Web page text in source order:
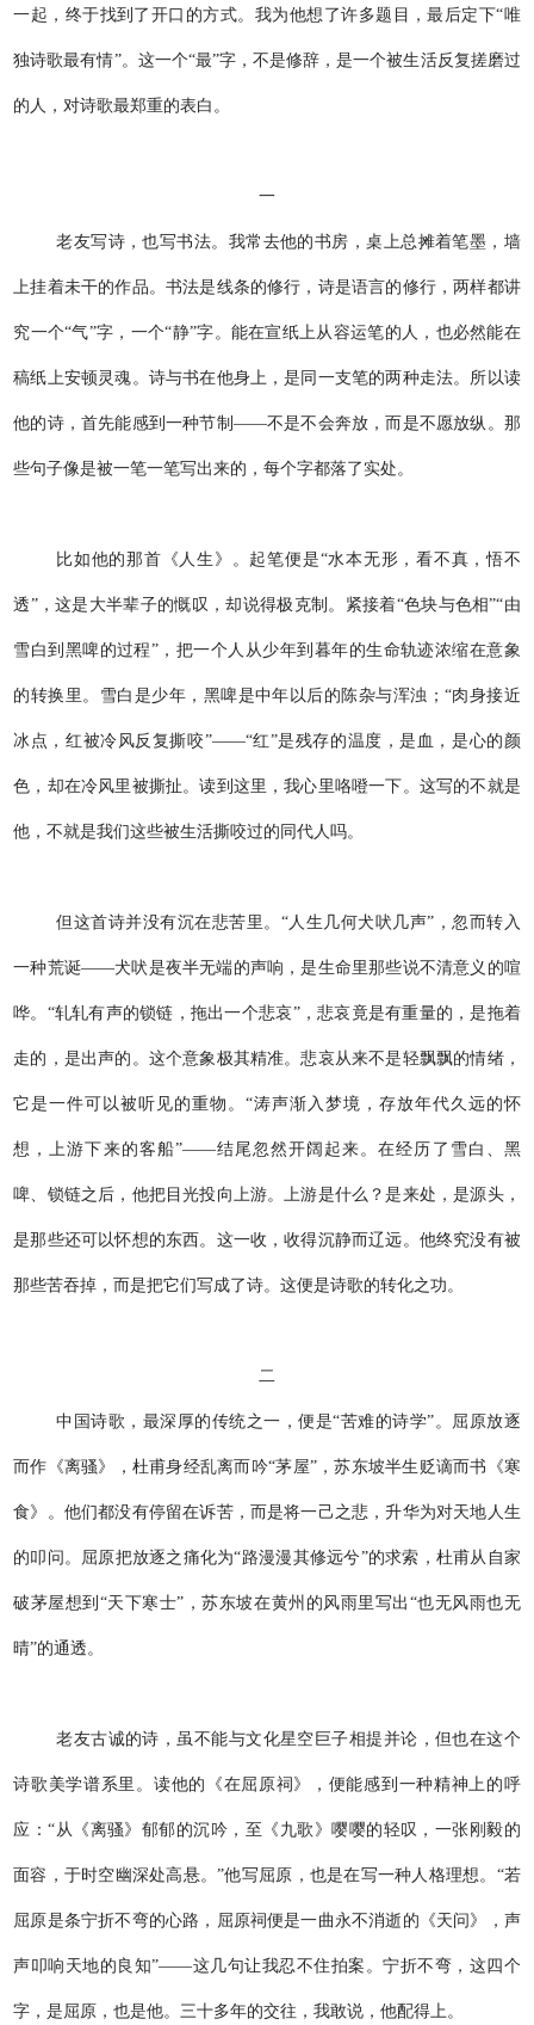
一起，终于找到了开口的方式。我为他想了许多题目，最后定下“唯
独诗歌最有情”。这一个“最”字，不是修辞，是一个被生活反复搓磨过
的人，对诗歌最郑重的表白。
一
老友写诗，也写书法。我常去他的书房，桌上总摊着笔墨，墙
上挂着未干的作品。书法是线条的修行，诗是语言的修行，两样都讲
究一个“气”字，一个“静”字。能在宣纸上从容运笔的人，也必然能在
稿纸上安顿灵魂。诗与书在他身上，是同一支笔的两种走法。所以读
他的诗，首先能感到一种节制——不是不会奔放，而是不愿放纵。那
些句子像是被一笔一笔写出来的，每个字都落了实处。
比如他的那首《人生》。起笔便是“水本无形，看不真，悟不
透”，这是大半辈子的慨叹，却说得极克制。紧接着“色块与色相”“由
雪白到黑啤的过程”，把一个人从少年到暮年的生命轨迹浓缩在意象
的转换里。雪白是少年，黑啤是中年以后的陈杂与浑浊；“肉身接近
冰点，红被冷风反复撕咬”——“红”是残存的温度，是血，是心的颜
色，却在冷风里被撕扯。读到这里，我心里咯噔一下。这写的不就是
他，不就是我们这些被生活撕咬过的同代人吗。
但这首诗并没有沉在悲苦里。“人生几何犬吠几声”，忽而转入
一种荒诞——犬吠是夜半无端的声响，是生命里那些说不清意义的喧
哗。“轧轧有声的锁链，拖出一个悲哀”，悲哀竟是有重量的，是拖着
走的，是出声的。这个意象极其精准。悲哀从来不是轻飘飘的情绪，
它是一件可以被听见的重物。“涛声渐入梦境，存放年代久远的怀
想，上游下来的客船”——结尾忽然开阔起来。在经历了雪白、黑
啤、锁链之后，他把目光投向上游。上游是什么？是来处，是源头，
是那些还可以怀想的东西。这一收，收得沉静而辽远。他终究没有被
那些苦吞掉，而是把它们写成了诗。这便是诗歌的转化之功。
二
中国诗歌，最深厚的传统之一，便是“苦难的诗学”。屈原放逐
而作《离骚》，杜甫身经乱离而吟“茅屋”，苏东坡半生贬谪而书《寒
食》。他们都没有停留在诉苦，而是将一己之悲，升华为对天地人生
的叩问。屈原把放逐之痛化为“路漫漫其修远兮”的求索，杜甫从自家
破茅屋想到“天下寒士”，苏东坡在黄州的风雨里写出“也无风雨也无
晴”的通透。
老友古诚的诗，虽不能与文化星空巨子相提并论，但也在这个
诗歌美学谱系里。读他的《在屈原祠》，便能感到一种精神上的呼
应：“从《离骚》郁郁的沉吟，至《九歌》嘤嘤的轻叹，一张刚毅的
面容，于时空幽深处高悬。”他写屈原，也是在写一种人格理想。“若
屈原是条宁折不弯的心路，屈原祠便是一曲永不消逝的《天问》，声
声叩响天地的良知”——这几句让我忍不住拍案。宁折不弯，这四个
字，是屈原，也是他。三十多年的交往，我敢说，他配得上。